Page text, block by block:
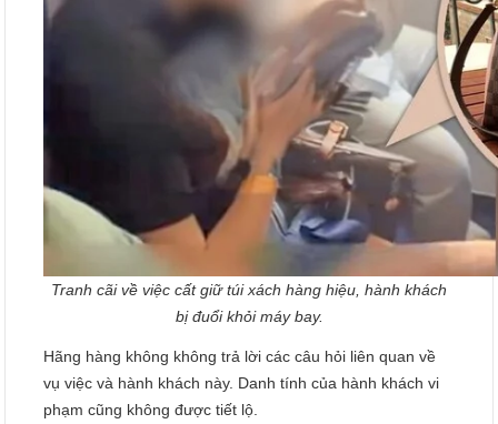
Tranh cãi về việc cất giữ túi xách hàng hiệu, hành khách
bị đuổi khỏi máy bay.
Hãng hàng không không trả lời các câu hỏi liên quan về
vụ việc và hành khách này. Danh tính của hành khách vi
phạm cũng không được tiết lộ.